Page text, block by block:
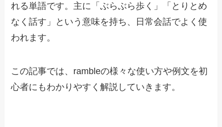
れる単語です。主に「ぶらぶら歩く」「とりとめ
なく話す」という意味を持ち、日常会話でよく使
われます。
この記事では、rambleの様々な使い方や例文を初
心者にもわかりやすく解説していきます。